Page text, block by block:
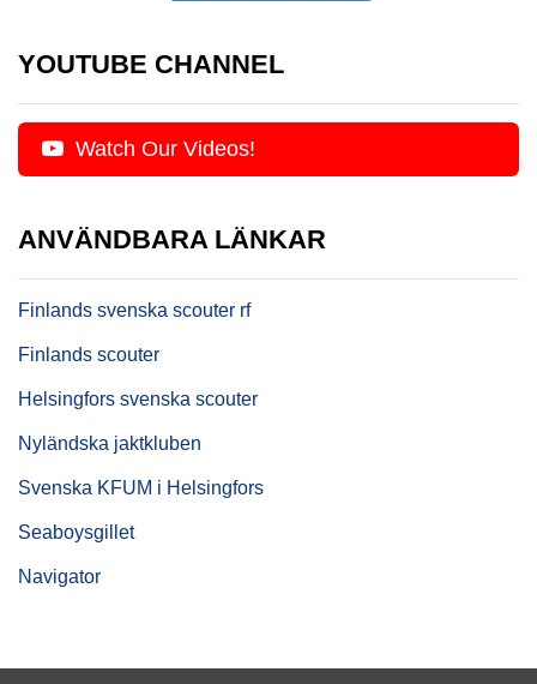
YOUTUBE CHANNEL
Watch Our Videos!
ANVÄNDBARA LÄNKAR
Finlands svenska scouter rf
Finlands scouter
Helsingfors svenska scouter
Nyländska jaktkluben
Svenska KFUM i Helsingfors
Seaboysgillet
Navigator